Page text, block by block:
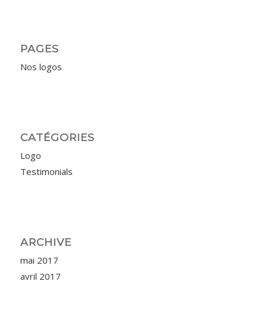
PAGES
Nos logos
CATÉGORIES
Logo
Testimonials
ARCHIVE
mai 2017
avril 2017